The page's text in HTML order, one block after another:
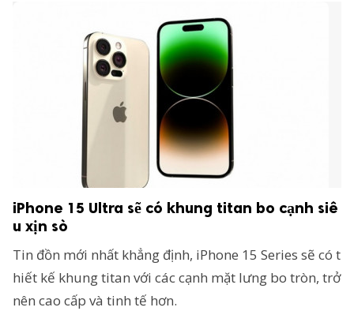
iPhone 15 Ultra sẽ có khung titan bo cạnh siê
u xịn sò
Tin đồn mới nhất khẳng định, iPhone 15 Series sẽ có t
hiết kế khung titan với các cạnh mặt lưng bo tròn, trở
nên cao cấp và tinh tế hơn.